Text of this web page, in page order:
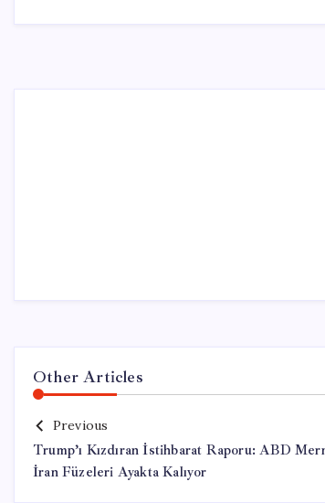
Other Articles
Previous
Trump’ı Kızdıran İstihbarat Raporu: ABD
İran Füzeleri Ayakta Kalıyor